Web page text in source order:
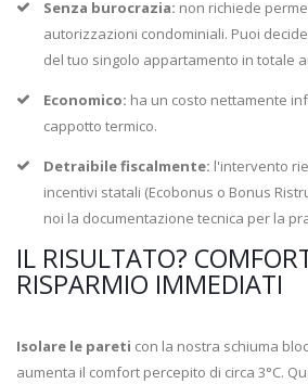
Senza burocrazia: non richiede
autorizzazioni condominiali. Puoi
del tuo singolo appartamento in totale
Economico: ha un costo nettamente
cappotto termico.
Detraibile fiscalmente: l'intervento
incentivi statali (Ecobonus o Bonus
noi la documentazione tecnica per la
IL RISULTATO?
RISPARMIO IMMEDIATI
Isolare le pareti con la nostra schiuma
aumenta il comfort percepito di circa 3°C.